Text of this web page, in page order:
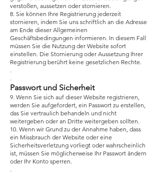
verstoßen, aussetzen oder stornieren.
8. Sie können Ihre Registrierung jederzeit
stornieren, indem Sie uns schriftlich an die Adresse
am Ende dieser Allgemeinen
Geschäftsbedingungen informieren. In diesem Fall
müssen Sie die Nutzung der Website sofort
einstellen. Die Stornierung oder Aussetzung Ihrer
Registrierung berührt keine gesetzlichen Rechte.
Passwort und Sicherheit
9. Wenn Sie sich auf dieser Website registrieren,
werden Sie aufgefordert, ein Passwort zu erstellen,
das Sie vertraulich behandeln und nicht
weitergeben oder an Dritte weitergeben sollten.
10. Wenn wir Grund zu der Annahme haben, dass
ein Missbrauch der Website oder eine
Sicherheitsverletzung vorliegt oder wahrscheinlich
ist, müssen Sie möglicherweise Ihr Passwort ändern
oder Ihr Konto sperren.